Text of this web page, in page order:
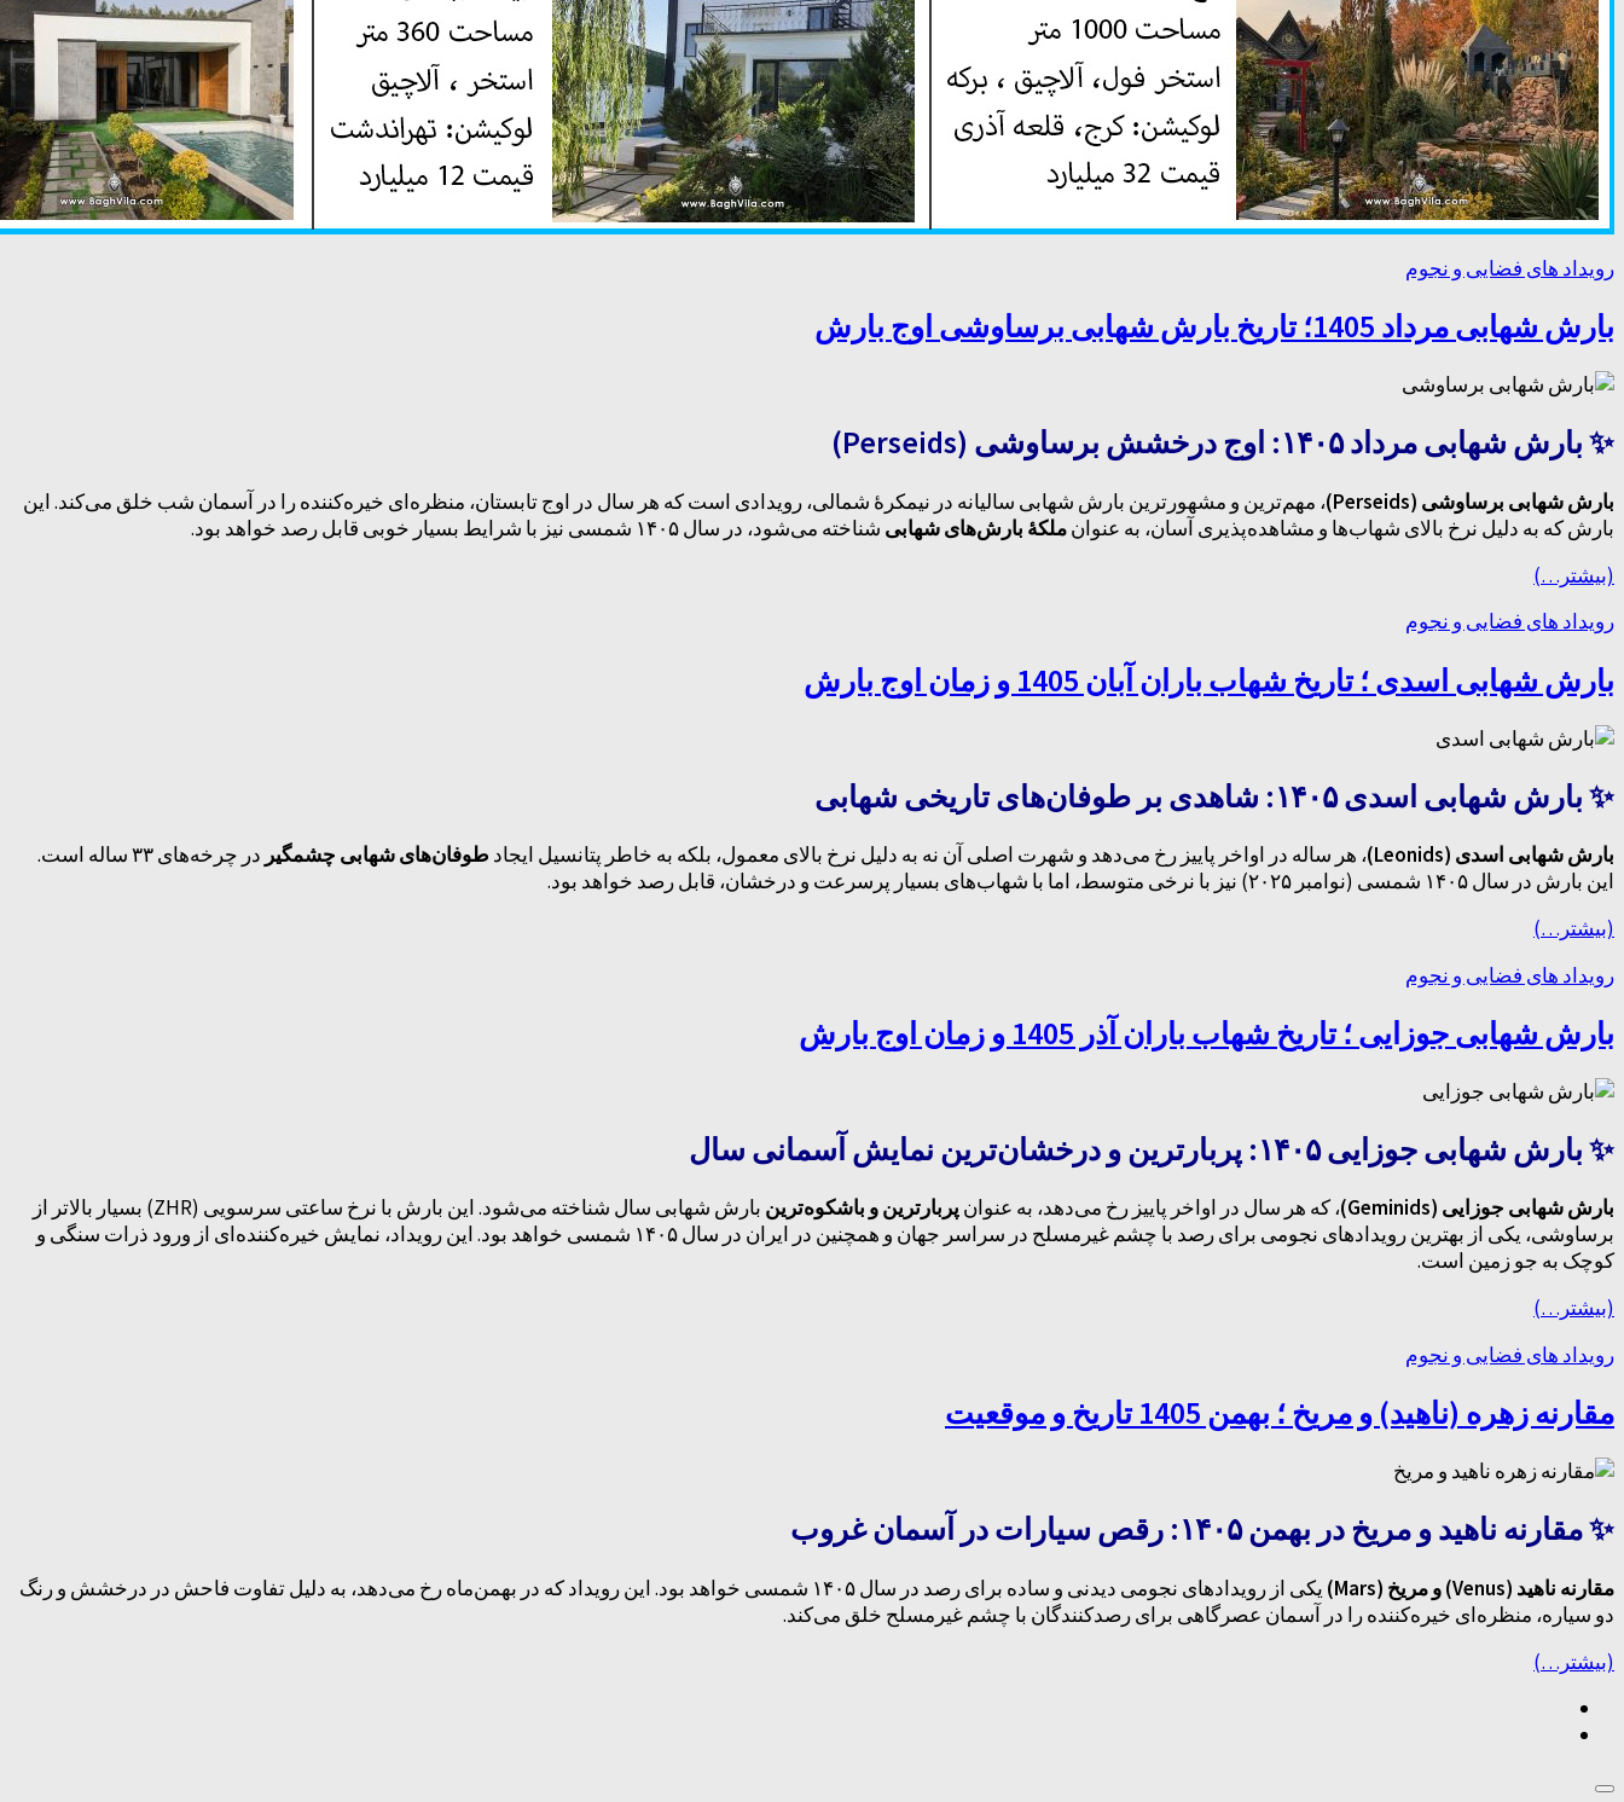
رویداد های فضایی و نجوم
بارش شهابی مرداد 1405؛ تاریخ بارش شهابی برساوشی اوج بارش
✨ بارش شهابی مرداد ۱۴۰۵: اوج درخشش برساوشی (Perseids)
بارش شهابی برساوشی (Perseids)
، مهم‌ترین و مشهورترین بارش شهابی سالیانه در نیمکرهٔ شمالی، رویدادی است که هر سال در اوج تابستان، منظره‌ای خیره‌کننده را در آسمان شب خلق می‌کند. این
بارش که به دلیل نرخ بالای شهاب‌ها و مشاهده‌پذیری آسان، به عنوانملکهٔ بارش‌های شهابی شناخته می‌شود، در سال ۱۴۰۵ شمسی نیز با شرایط بسیار خوبی قابل رصد خواهد بود.
(بیشتر…)
رویداد های فضایی و نجوم
بارش شهابی اسدی ؛ تاریخ شهاب باران آبان 1405 و زمان اوج بارش
✨ بارش شهابی اسدی ۱۴۰۵: شاهدی بر طوفان‌های تاریخی شهابی
بارش شهابی اسدی (Leonids) ، هر ساله در اواخر پاییز رخ می‌دهد و شهرت اصلی آن نه به دلیل نرخ بالای معمول، بلکه به خاطر پتانسیل ایجاد طوفان‌های شهابی چشمگیر
در چرخه‌های ۳۳ ساله است.
این بارش در سال ۱۴۰۵ شمسی (نوامبر ۲۰۲۵) نیز با نرخی متوسط، اما با شهاب‌های بسیار پرسرعت و درخشان، قابل رصد خواهد بود.
(بیشتر…)
رویداد های فضایی و نجوم
بارش شهابی جوزایی ؛ تاریخ شهاب باران آذر 1405 و زمان اوج بارش
✨ بارش شهابی جوزایی ۱۴۰۵: پربارترین و درخشان‌ترین نمایش آسمانی سال
بارش شهابی جوزایی (Geminids) ، که هر سال در اواخر پاییز رخ می‌دهد، به عنوان پربارترین و باشکوه‌ترین
بارش شهابی سال شناخته می‌شود. این بارش با نرخ ساعتی سرسویی (ZHR) بسیار بالاتر از
برساوشی، یکی از بهترین رویدادهای نجومی برای رصد با چشم غیرمسلح در سراسر جهان و همچنین در ایران در سال ۱۴۰۵ شمسی خواهد بود. این رویداد، نمایش خیره‌کننده‌ای از ورود ذرات سنگی و
کوچک به جو زمین است.
(بیشتر…)
رویداد های فضایی و نجوم
مقارنه زهره (ناهید) و مریخ ؛ بهمن 1405 تاریخ و موقعیت
✨ مقارنه ناهید و مریخ در بهمن ۱۴۰۵: رقص سیارات در آسمان غروب
مقارنه ناهید (Venus) و مریخ (Mars)
یکی از رویدادهای نجومی دیدنی و ساده برای رصد در سال ۱۴۰۵ شمسی خواهد بود. این رویداد که در بهمن‌ماه رخ می‌دهد، به دلیل تفاوت فاحش در درخشش و رنگ
دو سیاره، منظره‌ای خیره‌کننده را در آسمان عصرگاهی برای رصدکنندگان با چشم غیرمسلح خلق می‌کند.
(بیشتر…)